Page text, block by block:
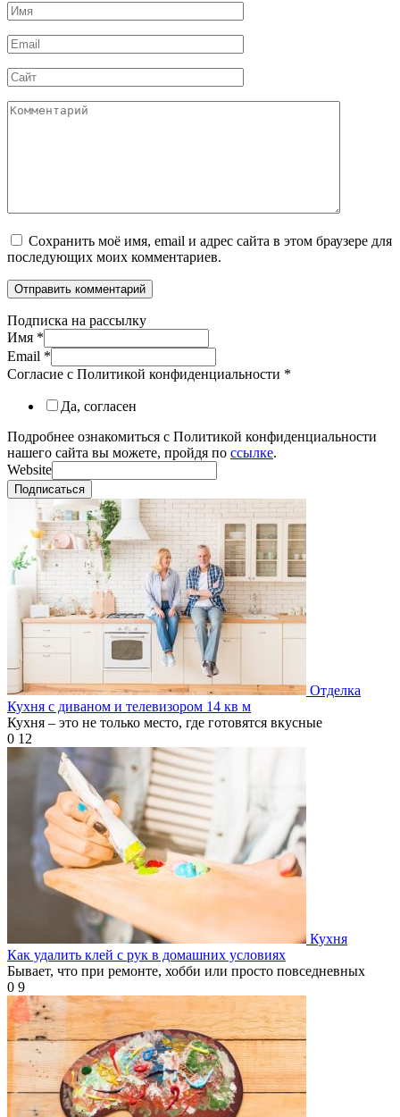
Имя
*
Email
*
Сайт
Комментарий
Сохранить моё имя, email и адрес сайта в этом браузере для
последующих моих комментариев.
Подписка на рассылку
Имя *
Email *
Согласие с Политикой конфиденциальности *
Да, согласен
Подробнее ознакомиться с Политикой конфиденциальности
нашего сайта вы можете, пройдя по ссылке.
Website
Подписаться
Отделка
Кухня с диваном и телевизором 14 кв м
Кухня – это не только место, где готовятся вкусные
0 12
Кухня
Как удалить клей с рук в домашних условиях
Бывает, что при ремонте, хобби или просто повседневных
0 9